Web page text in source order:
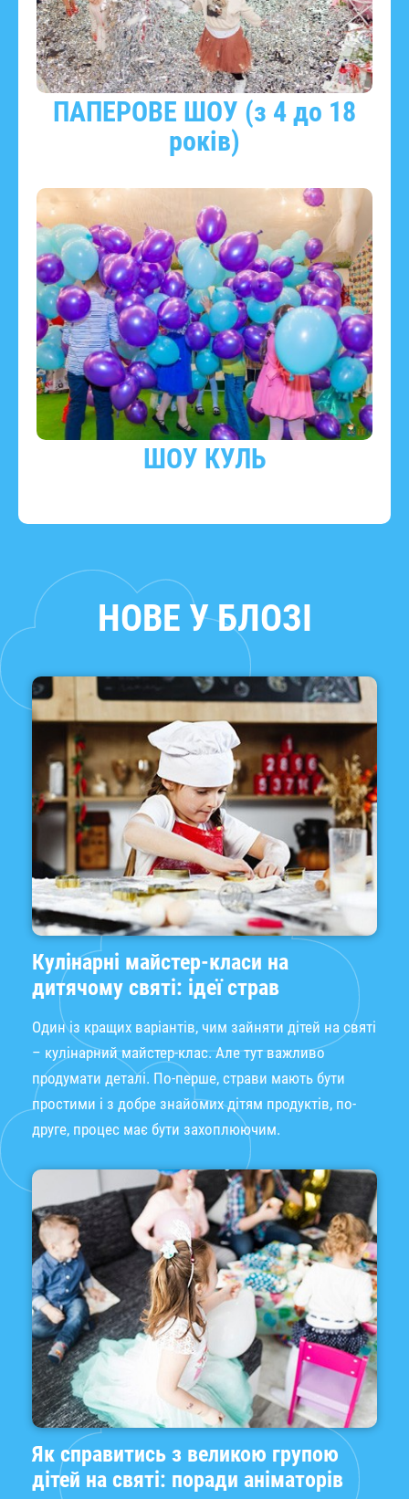
ПАПЕРОВЕ ШОУ (з 4 до 18
років)
ШОУ КУЛЬ
НОВЕ У БЛОЗІ
Кулінарні майстер-класи на
дитячому святі: ідеї страв
Один із кращих варіантів, чим зайняти дітей на святі
– кулінарний майстер-клас. Але тут важливо
продумати деталі. По-перше, страви мають бути
простими і з добре знайомих дітям продуктів, по-
друге, процес має бути захоплюючим.
Як справитись з великою групою
дітей на святі: поради аніматорів